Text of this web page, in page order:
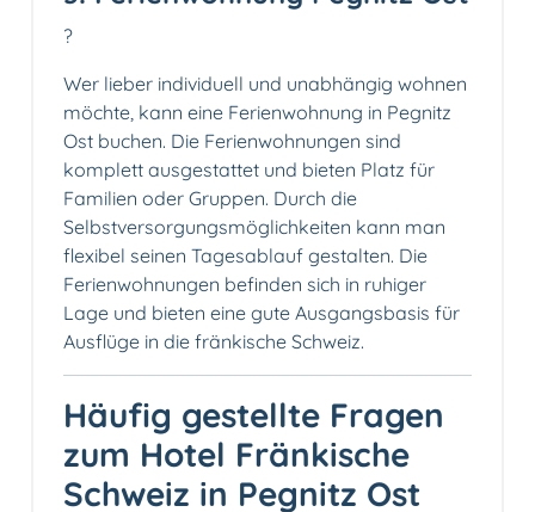
?
Wer lieber individuell und unabhängig wohnen
möchte, kann eine Ferienwohnung in Pegnitz
Ost buchen. Die Ferienwohnungen sind
komplett ausgestattet und bieten Platz für
Familien oder Gruppen. Durch die
Selbstversorgungsmöglichkeiten kann man
flexibel seinen Tagesablauf gestalten. Die
Ferienwohnungen befinden sich in ruhiger
Lage und bieten eine gute Ausgangsbasis für
Ausflüge in die fränkische Schweiz.
Häufig gestellte Fragen
zum Hotel Fränkische
Schweiz in Pegnitz Ost